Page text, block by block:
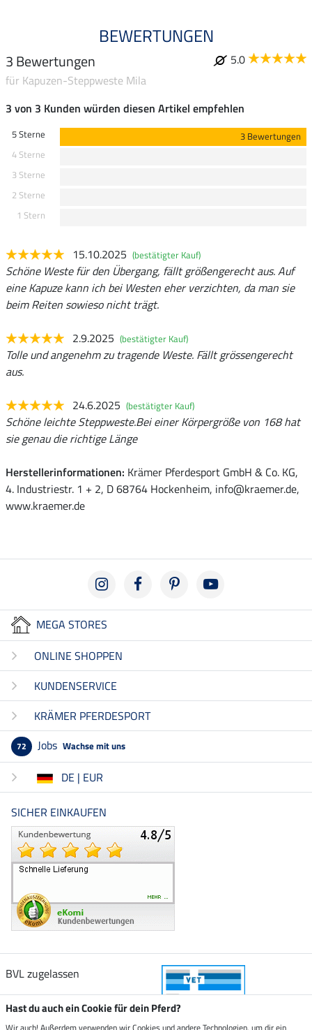
BEWERTUNGEN
3 Bewertungen
5.0
für Kapuzen-Steppweste Mila
3 von 3 Kunden würden diesen Artikel empfehlen
5 Sterne
3 Bewertungen
4 Sterne
3 Sterne
2 Sterne
1 Stern
15.10.2025 (bestätigter Kauf)
Schöne Weste für den Übergang, fällt größengerecht aus. Auf
eine Kapuze kann ich bei Westen eher verzichten, da man sie
beim Reiten sowieso nicht trägt.
2.9.2025 (bestätigter Kauf)
Tolle und angenehm zu tragende Weste. Fällt grössengerecht
aus.
24.6.2025 (bestätigter Kauf)
Schöne leichte Steppweste.Bei einer Körpergröße von 168 hat
sie genau die richtige Länge
Herstellerinformationen: Krämer Pferdesport GmbH & Co. KG,
4. Industriestr. 1 + 2, D 68764 Hockenheim, info@kraemer.de,
www.kraemer.de
MEGA STORES
ONLINE SHOPPEN
KUNDENSERVICE
KRÄMER PFERDESPORT
72 Jobs Wachse mit uns
DE | EUR
SICHER EINKAUFEN
BVL zugelassen
Hast du auch ein Cookie für dein Pferd?